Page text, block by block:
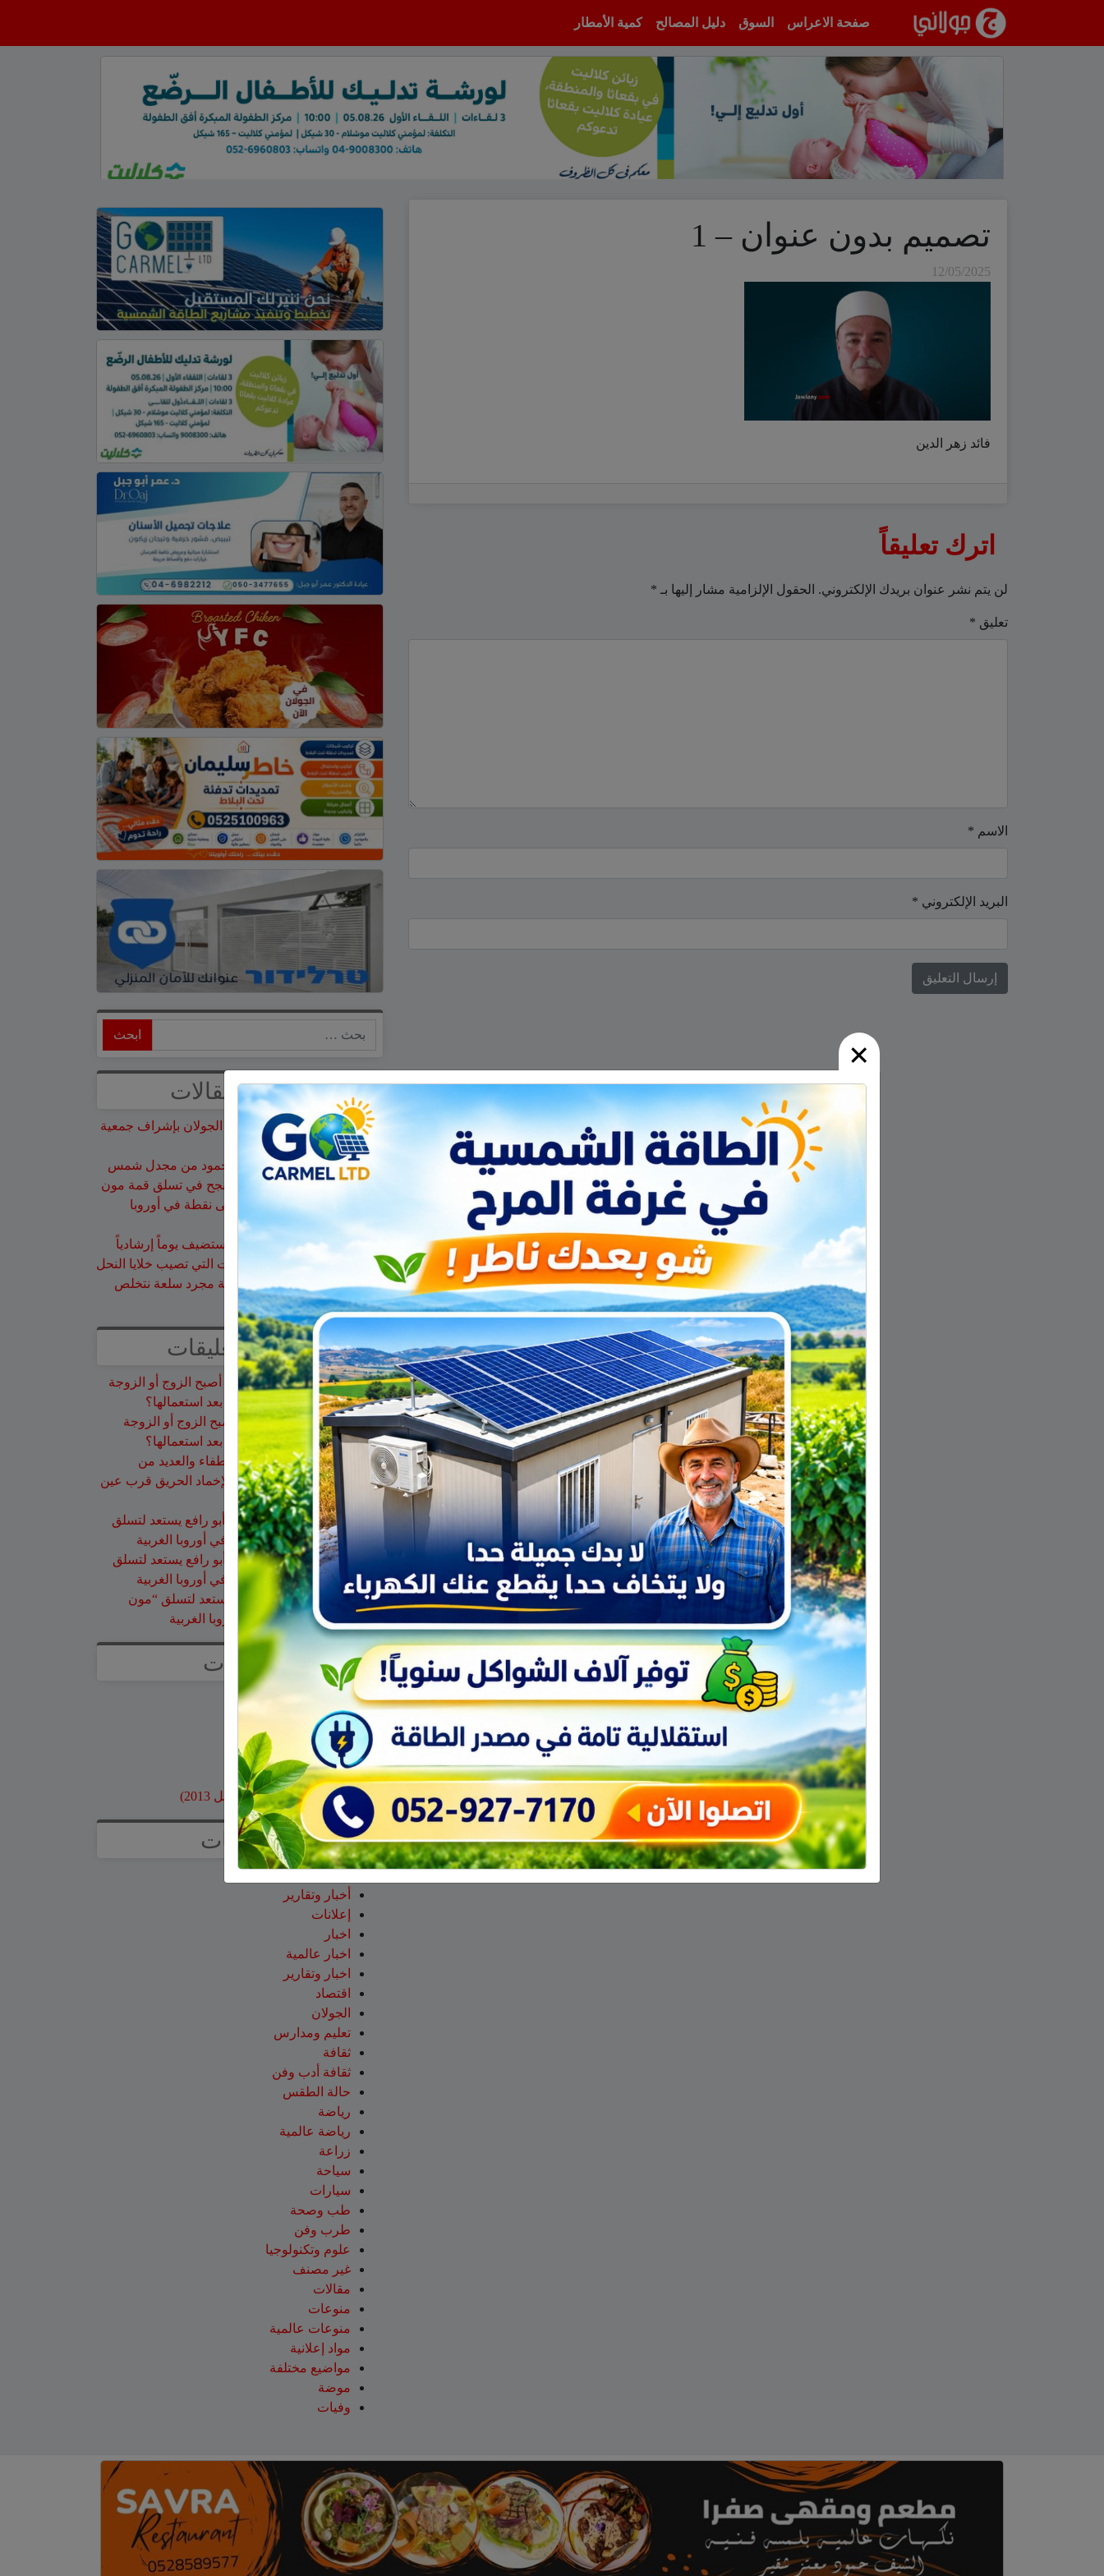
صفحة الاعراس
السوق دليل المصالح كمية الأمطار
×
تصميم بدون عنوان – 1
12/05/2025
فائد زهر الدين
اترك تعليقاً
لن يتم نشر عنوان بريدك الإلكتروني. الحقول الإلزامية مشار إليها بـ *
تعليق *
الاسم *
البريد الإلكتروني *
أحدث المقالات
تخريج 14 نحالاً جديداً في الجولان بإشراف جمعية
نحالي الحرمون
وفاة الأخت هالة علي محمود من مجدل شمس
الجولاني هادي أبو رافع ينجح في تسلق قمة مون
بلان ويقود فريقاً إلى أعلى نقطة في أوروبا
الغربية
جمعية نحالي الحرمون تستضيف يوماً إرشادياً
مهماً حول مكافحة الآفات التي تصيب خلايا النحل
هل أصبح الزوج أو الزوجة مجرد سلعة نتخلص
منها بعد استعمالها؟
أحدث التعليقات
سلمان أبو عواد علىهل أصبح الزوج أو الزوجة
مجرد سلعة نتخلص منها بعد استعمالها؟
طليع محمودعلىهل أصبح الزوج أو الزوجة
مجرد سلعة نتخلص منها بعد استعمالها؟
عبد اللهعلى
14 طاقم إطفاء والعديد من
طائرات إطفاء الحرائق لإخماد الحريق قرب عين
قنية – فيديو
حسن طربيهعلىهادي أبو رافع يستعد لتسلق
“مون بلان”.. أعلى قمة في أوروبا الغربية
صالح مرعيعلىهادي أبو رافع يستعد لتسلق
“مون بلان”.. أعلى قمة في أوروبا الغربية
علىهادي أبو رافع يستعد لتسلق “مون
بلان”.. أعلى قمة في أوروبا الغربية
صفحات
خواطر
صور قديمة
بنوك وبطاقات اعتماد
مواقع محلية
ارشيف موقع جولاني (قبل 2013)
تصنيفات
أخبار وتقارير
إعلانات
اخبار
اخبار عالمية
اخبار وتقارير
اقتصاد
الجولان
تعليم ومدارس
ثقافة
ثقافة أدب وفن
حالة الطقس
رياضة
رياضة عالمية
زراعة
سياحة
سيارات
طب وصحة
طرب وفن
علوم وتكنولوجيا
غير مصنف
مقالات
منوعات
منوعات عالمية
مواد إعلانية
مواضيع مختلفة
موضة
وفيات